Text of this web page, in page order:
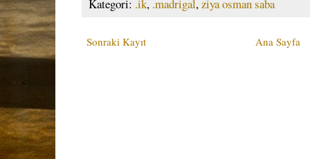
Kategori: .ik, .madrigal,ziya osman saba
Sonraki Kayıt Ana Sayfa